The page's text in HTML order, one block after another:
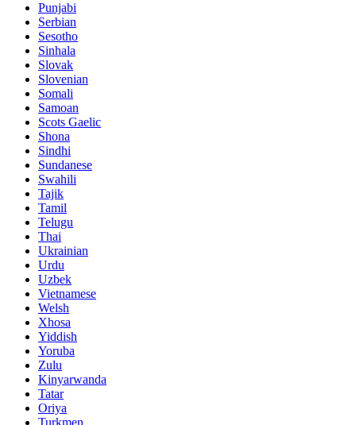
Punjabi
Serbian
Sesotho
Sinhala
Slovak
Slovenian
Somali
Samoan
Scots Gaelic
Shona
Sindhi
Sundanese
Swahili
Tajik
Tamil
Telugu
Thai
Ukrainian
Urdu
Uzbek
Vietnamese
Welsh
Xhosa
Yiddish
Yoruba
Zulu
Kinyarwanda
Tatar
Oriya